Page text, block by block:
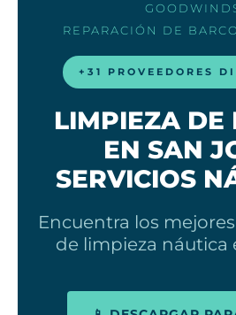
REPARACIÓN DE
+31 PROVEEDORES
LIMPIEZA DE
EN SAN
SERVICIOS
Encuentra los
de limpieza náutica